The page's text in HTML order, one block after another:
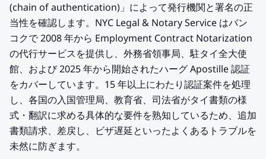
(chain of authentication)」によって発行機関と署名の正
当性を確認します。NYC Legal & Notary Service はバン
コクで 2008 年から Employment Contract Notarization
の代行サービスを提供し、外務省領事局、駐タイ全大使
館、および 2025 年から開始されたハーグ Apostille 認証
をカバーしています。15 年以上にわたり認証案件を処理
し、各国の入国管理局、教育省、司法省がタイ書類の様
式・翻訳に求める具体的な要件を熟知しているため、追加
書類請求、差戻し、ビザ遅延といったよくあるトラブルを
未然に防ぎます。